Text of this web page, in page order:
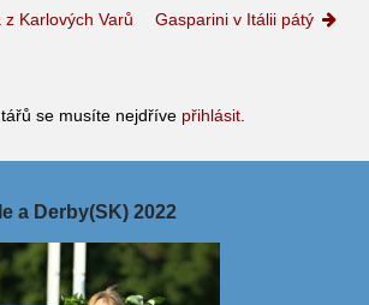
Karlových Varů Gasparini v Itálii pátý
se musíte nejdříve přihlásit
a Derby(SK) 2022